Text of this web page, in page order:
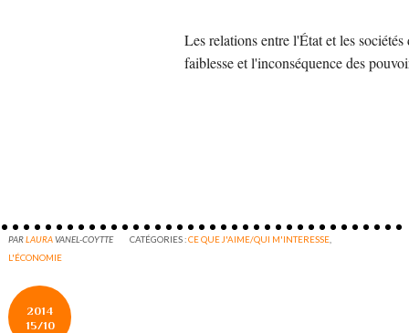
Les relations entre l'État et les
faiblesse et l'inconséquence des
PARLAURAVANEL-COYTTE CATÉGORIES :CE QUE J'AIME/QUI M'INTERESSE
L'ÉCONOMIE
2014
15/10